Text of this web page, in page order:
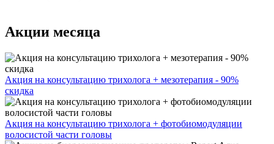
Акции месяца
Акция на консультацию трихолога + мезотерапия - 90%
скидка
Акция на консультацию трихолога + фотобиомодуляции
волосистой части головы